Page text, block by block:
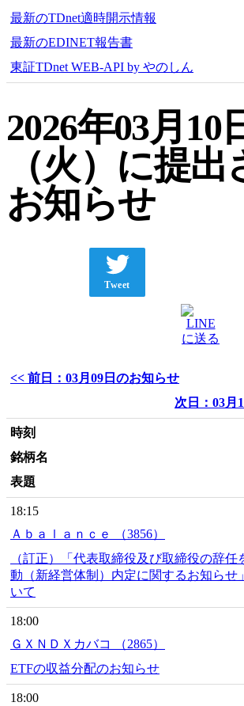
最新のTDnet適時開示情報
最新のEDINET報告書
東証TDnet WEB-API by やのしん
2026年03月10
（火）に提出
お知らせ
Tweet
<< 前日：03月09日のお知らせ
次日：03月
時刻
銘柄名
表題
18:15
Ａｂａｌａｎｃｅ （3856）
（訂正）「代表取締役及び取締役の辞
動（新経営体制）内定に関するお知らせ
いて
18:00
ＧＸＮＤＸカバコ （2865）
ETFの収益分配のお知らせ
18:00